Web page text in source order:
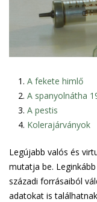
A fekete himlő
A spanyolnátha
A pestis
Kolerajárványok
Legújabb valós és
mutatja be.
századi forrásaiból
adatokat is